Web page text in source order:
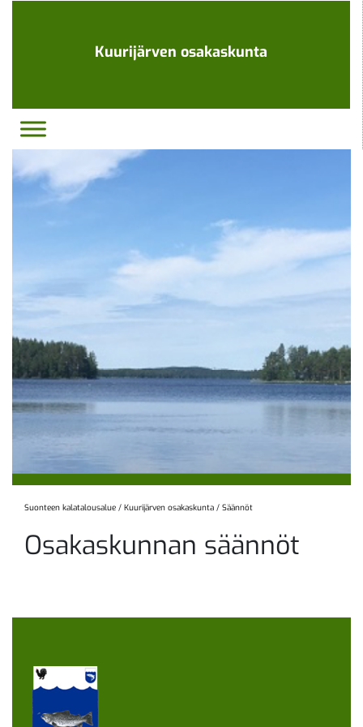
Kuurijärven osakaskunta
Suonteen kalatalousalue / Kuurijärven osakaskunta / Säännöt
Osakaskunnan säännöt